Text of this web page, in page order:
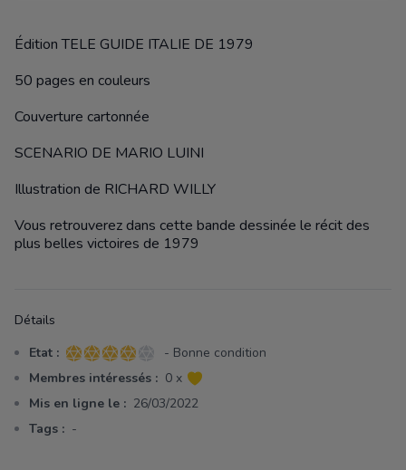
Description
Édition TELE GUIDE ITALIE DE 1979
50 pages en couleurs
Couverture cartonnée
SCENARIO DE MARIO LUINI
Illustration de RICHARD WILLY
Vous retrouverez dans cette bande dessinée le récit des
plus belles victoires de 1979
Détails
Etat : 4 sur 5 étoiles
- Bonne condition
Membres intéressés : 0 x
Mis en ligne le : 26/03/2022
Tags : -